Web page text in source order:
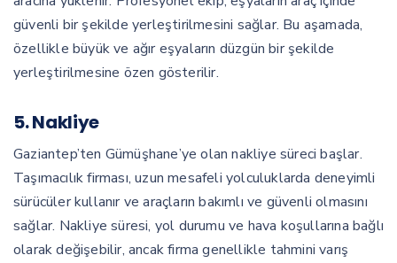
güvenli bir şekilde yerleştirilmesini sağlar. Bu aşamada,
özellikle büyük ve ağır eşyaların düzgün bir şekilde
yerleştirilmesine özen gösterilir.
5.Nakliye
Gaziantep’ten Gümüşhane’ye olan nakliye süreci başlar.
Taşımacılık firması, uzun mesafeli yolculuklarda deneyimli
sürücüler kullanır ve araçların bakımlı ve güvenli olmasını
sağlar. Nakliye süresi, yol durumu ve hava koşullarına bağlı
olarak değişebilir, ancak firma genellikle tahmini varış